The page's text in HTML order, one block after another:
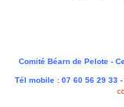
Comité Béarn de Pelote -
Tél mobile : 07 60 56 29 33 -